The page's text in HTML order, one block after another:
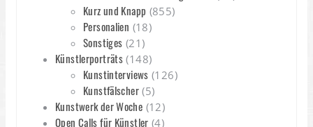
Kurz und Knapp (855)
Personalien (18)
Sonstiges (21)
Künstlerporträts (148)
Kunstinterviews (126)
Kunstfälscher(5)
Kunstwerk der Woche (12)
Open Calls für Künstler (4)